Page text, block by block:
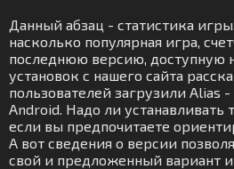
Данный абзац - статистика
насколько популярная игра,
последнюю версию, доступную
установок с нашего сайта
пользователей загрузили Alias
Android. Надо ли
если вы предпочитаете
А вот сведения о версии
свой и предложенный вариант